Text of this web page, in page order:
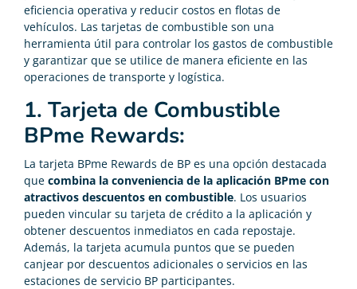
eficiencia operativa y reducir costos en flotas de
vehículos. Las tarjetas de combustible son una
herramienta útil para controlar los gastos de combustible
y garantizar que se utilice de manera eficiente en las
operaciones de transporte y logística.
1. Tarjeta de Combustible
BPme Rewards:
La tarjeta BPme Rewards de BP es una opción destacada
que combina la conveniencia de la aplicación BPme con
atractivos descuentos en combustible. Los usuarios
pueden vincular su tarjeta de crédito a la aplicación y
obtener descuentos inmediatos en cada repostaje.
Además, la tarjeta acumula puntos que se pueden
canjear por descuentos adicionales o servicios en las
estaciones de servicio BP participantes.